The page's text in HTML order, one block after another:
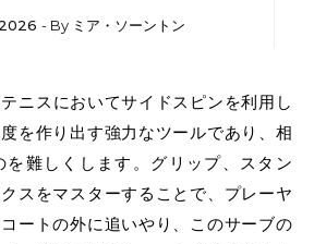
- By ミア・ソーントン
を作り出す強力なツールであり、相
を難しくします。グリップ、スタン
スをマスターすることで、プレーヤ
ートの外に追いやり、このサーブの